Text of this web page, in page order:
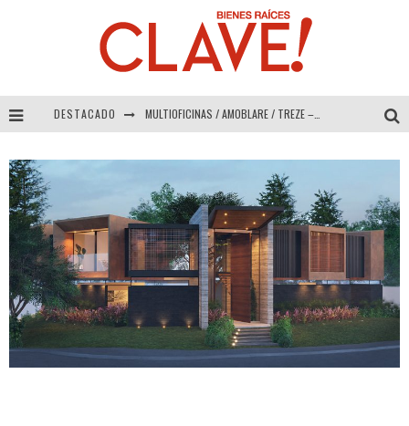
DESTACADO MULTIOFICINAS / AMOBLARE / TREZE – Especial Interiorismo & Decoración 2026
COLINEAL – Especial Interiorismo & Decoración 2026
ADRIANA HOYOS DESIGN STUDIO – Especial Interiorismo & Decoración 2026